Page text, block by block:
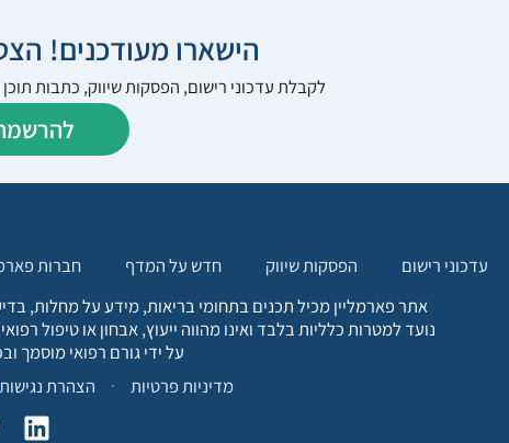
הישארו מעודכנים!
לקבלת עדכוני רישום, הפסקות שיווק, כתבות
עדכוני רישום הפסקות שיווק חדש על המדף חברות
אתר פארמליין מכיל תכנים בתחומי בריאות, מידע על מחלות,
נועד למטרות כלליות בלבד ואינו מהווה ייעוץ, אבחון או טיפול
על ידי גורם רפואי מוסמך
מדיניות פרטיות
הצהרת נגישות